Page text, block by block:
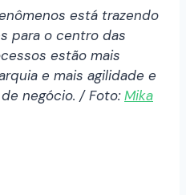
está trazendo
para o centro das
estão mais
e mais agilidade e
negócio. / Foto:Mika